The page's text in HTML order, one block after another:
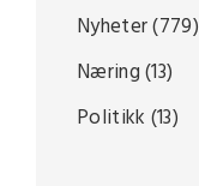
Nyheter(779)
Næring(13)
Politikk (13)